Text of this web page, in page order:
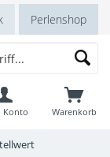
Perlenshop
Warenkorb
Konto